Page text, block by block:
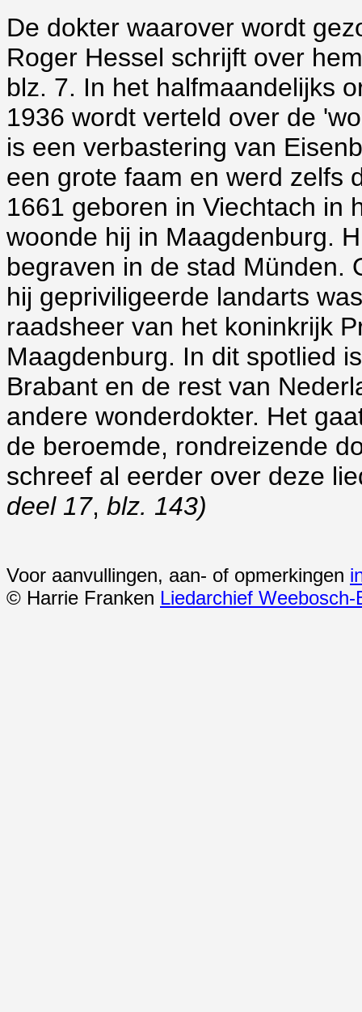
De dokter waarover wordt
Roger Hessel schrijft over
blz. 7. In het halfmaandelijks
1936 wordt verteld over de
is een verbastering van
een grote faam en werd zelfs
1661 geboren in Viechtach in
woonde hij in Maagdenburg.
begraven in de stad Münden.
hij gepriviligeerde landarts
raadsheer van het koninkrijk
Maagdenburg. In dit spotlied
Brabant en de rest van
andere wonderdokter. Het
de beroemde, rondreizende
schreef al eerder over deze
deel 17, blz. 143)
Voor aanvullingen, aan- of opmerkingen
© Harrie Franken Liedarchief Weebosch-